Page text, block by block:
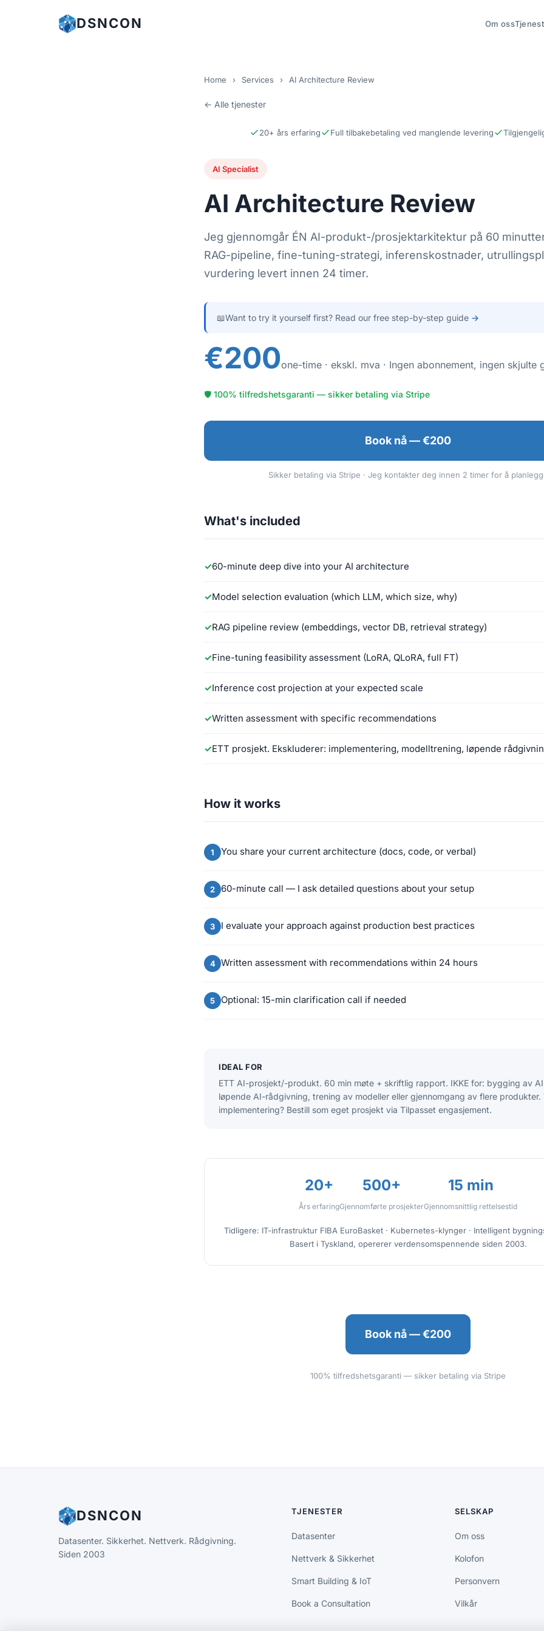
DSNCON Om oss
Home › Services › AI Architecture Review
← Alle tjenester
20+ års erfaring Full tilbakebetaling ved manglende levering
AI Specialist
AI Architecture Review
Jeg gjennomgår ÉN AI-produkt-/prosjektarkitektur på 60
RAG-pipeline, fine-tuning-strategi, inferenskostnader,
vurdering levert innen 24 timer.
📖Want to try it yourself first? Read our free step-by-step guide →
€200one-time · ekskl. mva · Ingen abonnement, ingen skjulte
🛡 100% tilfredshetsgaranti — sikker betaling via Stripe
Book nå — €200
Sikker betaling via Stripe · Jeg kontakter deg innen 2 timer for å
What's included
60-minute deep dive into your AI architecture
Model selection evaluation (which LLM, which size, why)
RAG pipeline review (embeddings, vector DB, retrieval strategy)
Fine-tuning feasibility assessment (LoRA, QLoRA, full FT)
Inference cost projection at your expected scale
Written assessment with specific recommendations
ETT prosjekt. Ekskluderer: implementering, modelltrening, løpende
How it works
You share your current architecture (docs, code, or verbal)
60-minute call — I ask detailed questions about your setup
I evaluate your approach against production best practices
Written assessment with recommendations within 24 hours
Optional: 15-min clarification call if needed
IDEAL FOR
ETT AI-prosjekt/-produkt. 60 min møte + skriftlig rapport. IKKE for: bygging av
løpende AI-rådgivning, trening av modeller eller gjennomgang av flere produkter.
implementering? Bestill som eget prosjekt via Tilpasset engasjement.
20+
Års erfaring
500+
Gjennomførte prosjekter
15 min
Gjennomsnittlig rettelsestid
Tidligere: IT-infrastruktur FIBA EuroBasket · Kubernetes-klynger · Intelligent
Basert i Tyskland, opererer verdensomspennende siden 2003.
Book nå — €200
100% tilfredshetsgaranti — sikker betaling via Stripe
DSNCON
Datasenter. Sikkerhet. Nettverk. Rådgivning.
Siden 2003
TJENESTER
Datasenter
Nettverk & Sikkerhet
Smart Building & IoT
Book a Consultation
SELSKAP
Om oss
Kolofon
Personvern
Vilkår